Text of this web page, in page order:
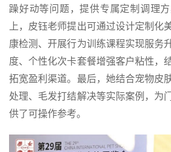
躁好动等问题，提供专属定制调理
上，皮钰老师提出可通过设计定制化
康检测、开展行为训练课程实现服务
度、个性化次卡套餐增强客户粘性，
拓宽盈利渠道。最后，她结合宠物皮
处理、毛发打结解决等实际案例，为
供了可操作参考。